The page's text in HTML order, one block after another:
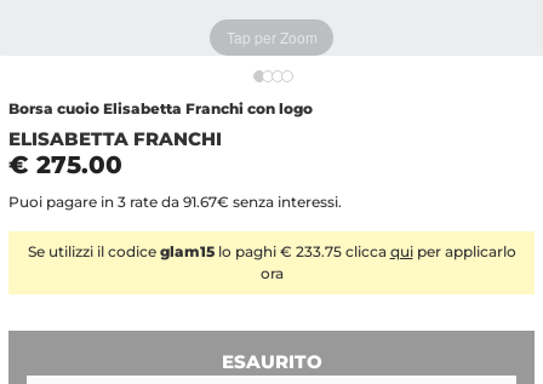
Tap per Zoom
Borsa cuoio Elisabetta Franchi con logo
ELISABETTA FRANCHI
€ 275.00
Puoi pagare in 3 rate da 91.67€ senza interessi.
Se utilizzi il codice glam15lo paghi € 233.75 clicca quiper applicarlo
ora
ESAURITO